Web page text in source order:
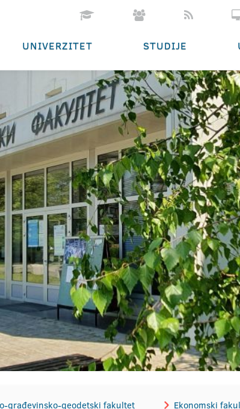
UNIVERZITET STUDIJE
građevinsko-geodetski fakultet Ekonomski